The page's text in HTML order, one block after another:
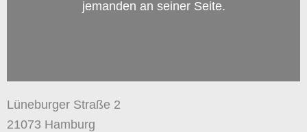
jemanden an seiner Seite.
Lüneburger Straße 2
21073 Hamburg